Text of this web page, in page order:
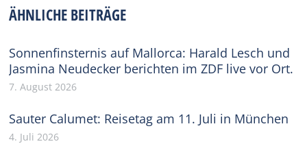
ÄHNLICHE BEITRÄGE
Sonnenfinsternis auf Mallorca: Harald Lesch und
Jasmina Neudecker berichten im ZDF live vor Ort.
7. August 2026
Sauter Calumet: Reisetag am 11. Juli in München
4. Juli 2026